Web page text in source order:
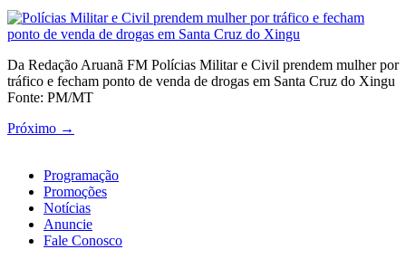
Da Redação Aruanã FM Polícias Militar e Civil prendem mulher por
tráfico e fecham ponto de venda de drogas em Santa Cruz do Xingu
Fonte: PM/MT
Próximo →
Programação
Promoções
Notícias
Anuncie
Fale Conosco